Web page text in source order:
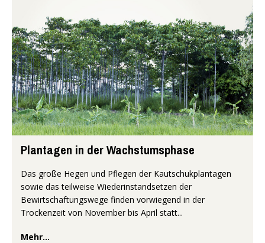
Plantagen in der Wachstumsphase
Das große Hegen und Pflegen der Kautschukplantagen
sowie das teilweise Wiederinstandsetzen der
Bewirtschaftungswege finden vorwiegend in der
Trockenzeit von November bis April statt...
Mehr...